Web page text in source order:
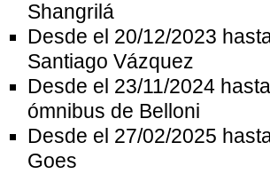
Shangrilá
Desde el 20/12/2023
Santiago Vázquez
Desde el 23/11/2024
ómnibus de Belloni
Desde el 27/02/2025
Goes